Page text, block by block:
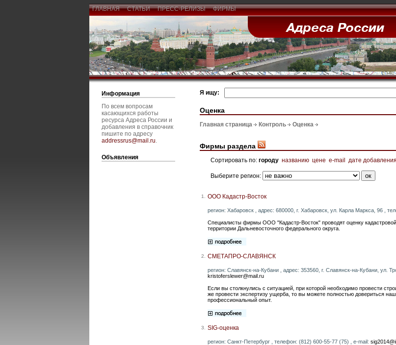
ГЛАВНАЯ СТАТЬИ ПРЕСС-РЕЛИЗЫ ФИРМЫ
Информация
По всем вопросам
касающихся работы
ресурса Адреса России и
добавления в справочник
пишите по адресу
addressrus@mail.ru.
Объявления
Я ищу:
Оценка
Главная страница Контроль Оценка
Фирмы раздела
Сортировать по: городу названию цене e-mail дате добавления
Выберите регион:
1. ООО Кадастр-Восток
регион: Хабаровск , адрес: 680000, г. Хабаровск, ул. Карла Маркса, 96 ,
Специалисты фирмы ООО "Кадастр-Восток" проводят оценку
территории Дальневосточного федерального округа.
2. СМЕТАПРО-СЛАВЯНСК
регион: Славянск-на-Кубани , адрес: 353560, г. Славянск-на-Кубани, ул.
kristoferslewer@mail.ru
Если вы столкнулись с ситуацией, при которой необходимо провести
же провести экспертизу ущерба, то вы можете полностью довериться
профессиональный опыт.
3. SIG-оценка
регион: Санкт-Петербург , телефон: (812) 600-55-77 (75) , e-mail: